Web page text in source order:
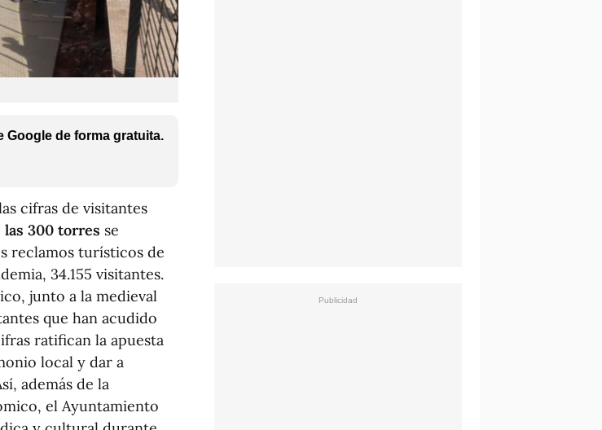
Google de forma gratuita.
cifras de visitantes
300 torres se
reclamos turísticos de
34.155 visitantes.
junto a la medieval
que han acudido
ratifican la apuesta
local y dar a
además de la
el Ayuntamiento